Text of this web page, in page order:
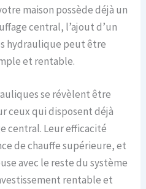
maison possède déjà un
central, l’ajout d’un
hydraulique peut être
et rentable.
se révèlent être
ceux qui disposent déjà
central. Leur efficacité
de chauffe supérieure, et
avec le reste du système
rentable et